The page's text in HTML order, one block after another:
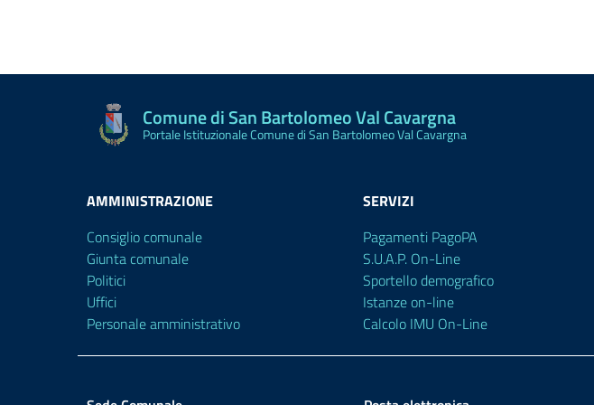
Comune di San Bartolomeo Val Cavargna
Portale Istituzionale Comune di San Bartolomeo Val Cavargna
AMMINISTRAZIONE
Consiglio comunale
Giunta comunale
Politici
Uffici
Personale amministrativo
SERVIZI
Pagamenti PagoPA
S.U.A.P. On-Line
Sportello demografico
Istanze on-line
Calcolo IMU On-Line